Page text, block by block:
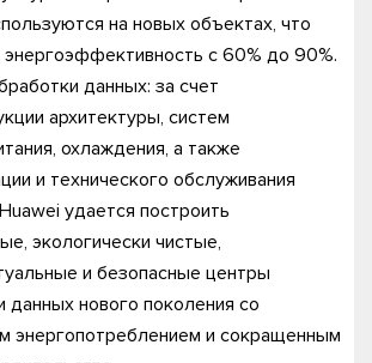
на новых объектах, что
с 60% до 90%.
данных: за счет
архитектуры, систем
охлаждения, а также
и технического обслуживания
удается построить
экологически чистые,
и безопасные центры
данных нового поколения со
энергопотреблением и сокращенным